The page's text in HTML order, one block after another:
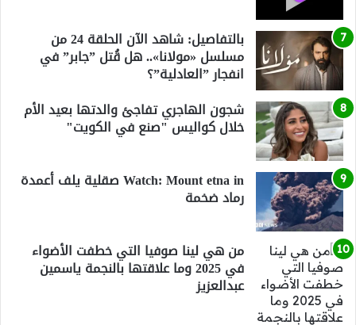
بالتفاصيل: شاهد الآن الحلقة 24 من
مسلسل «مولانا».. هل قُتل ”جابر” في
انفجار ”العادلية”؟
شجون الهاجري تفاجئ والدتها بعيد الأم
خلال كواليس "صنع في الكويت"
Watch: Mount etna in صقلية يلف أعمدة
رماد ضخمة
من هي لينا صوفيا التي خطفت الأضواء
في 2025 وما علاقتها بالنجمة ياسمين
عبدالعزيز